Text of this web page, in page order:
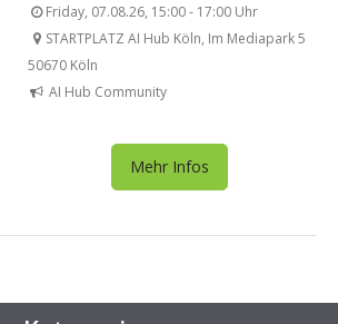
Friday, 07.08.26, 15:00 - 17:00 Uhr
STARTPLATZ AI Hub Köln, Im Mediapark 5
50670 Köln
AI Hub Community
Mehr Infos